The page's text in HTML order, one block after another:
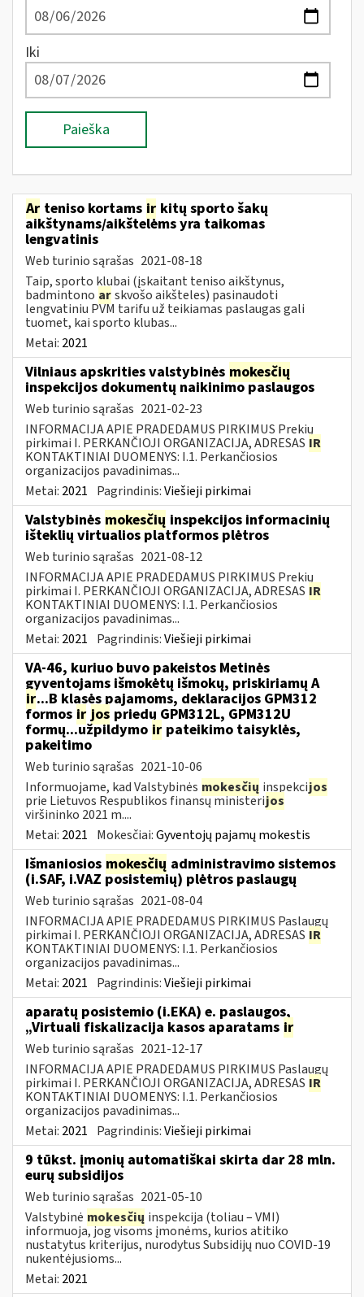
Iki
Paieška
Ar teniso kortams ir kitų sporto šakų
aikštynams/aikštelėms yra taikomas
lengvatinis
Web turinio sąrašas 2021-08-18
Taip, sporto klubai (įskaitant teniso aikštynus,
badmintono arskvošo aikšteles) pasinaudoti
lengvatiniu PVM tarifu už teikiamas paslaugas gali
tuomet, kai sporto klubas...
Metai: 2021
Vilniaus apskrities valstybinės mokesčių
inspekcijos dokumentų naikinimo paslaugos
Web turinio sąrašas 2021-02-23
INFORMACIJA APIE PRADEDAMUS PIRKIMUS Prekių
pirkimai I. PERKANČIOJI ORGANIZACIJA, ADRESAS IR
KONTAKTINIAI DUOMENYS: I.1. Perkančiosios
organizacijos pavadinimas...
Metai: 2021 Pagrindinis:Viešieji pirkimai
Valstybinės mokesčių inspekcijos informacinių
išteklių virtualios platformos plėtros
Web turinio sąrašas 2021-08-12
INFORMACIJA APIE PRADEDAMUS PIRKIMUS Prekių
pirkimai I. PERKANČIOJI ORGANIZACIJA, ADRESAS IR
KONTAKTINIAI DUOMENYS: I.1. Perkančiosios
organizacijos pavadinimas...
Metai: 2021 Pagrindinis:Viešieji pirkimai
VA-46, kuriuo buvo pakeistos Metinės
gyventojams išmokėtų išmokų, priskiriamų A
ir...B klasės pajamoms, deklaracijos GPM312
formos ir jos priedų GPM312L, GPM312U
formų...užpildymo ir pateikimo taisyklės,
pakeitimo
Web turinio sąrašas 2021-10-06
Informuojame, kad Valstybinės mokesčių inspekcijos
prie Lietuvos Respublikos finansų ministerijos
viršininko 2021 m....
Metai: 2021 Mokesčiai:Gyventojų pajamų mokestis
Išmaniosios mokesčių administravimo sistemos
(i.SAF, i.VAZ posistemių) plėtros paslaugų
Web turinio sąrašas 2021-08-04
INFORMACIJA APIE PRADEDAMUS PIRKIMUS Paslaugų
pirkimai I. PERKANČIOJI ORGANIZACIJA, ADRESAS IR
KONTAKTINIAI DUOMENYS: I.1. Perkančiosios
organizacijos pavadinimas...
Metai: 2021 Pagrindinis:Viešieji pirkimai
aparatų posistemio (i.EKA) e. paslaugos,
„Virtuali fiskalizacija kasos aparatams ir
Web turinio sąrašas 2021-12-17
INFORMACIJA APIE PRADEDAMUS PIRKIMUS Paslaugų
pirkimai I. PERKANČIOJI ORGANIZACIJA, ADRESAS IR
KONTAKTINIAI DUOMENYS: I.1. Perkančiosios
organizacijos pavadinimas...
Metai: 2021 Pagrindinis:Viešieji pirkimai
9 tūkst. įmonių automatiškai skirta dar 28 mln.
eurų subsidijos
Web turinio sąrašas 2021-05-10
Valstybinė mokesčių inspekcija (toliau – VMI)
informuoja, jog visoms įmonėms, kurios atitiko
nustatytus kriterijus, nurodytus Subsidijų nuo COVID-19
nukentėjusioms...
Metai: 2021